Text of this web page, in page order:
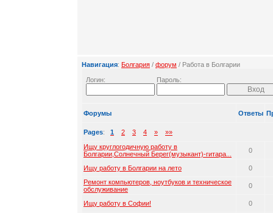
Навигация: Болгария / форум / Работа в Болгарии
Логин: Пароль:
Форумы Ответы
Pages: 1 2 3 4 »
»»
Ищу круглогодичную работу в
Болгарии,Солнечный Берег(музыкант)-гитара...
0
Ищу работу в Болгарии на лето
0
Ремонт компьютеров, ноутбуков и техническое
обслуживание
0
Ищу работу в Софии!
0